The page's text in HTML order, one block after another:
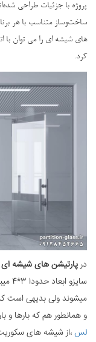
پروژه با جزئیات طراحی
ساخت‌وساز متناسب با هر
های شیشه ای را می توان
کرد.
درپارتیشن های شیشه
میشوند ولی بدیهی است
و همانطور هم که بارها و
لس